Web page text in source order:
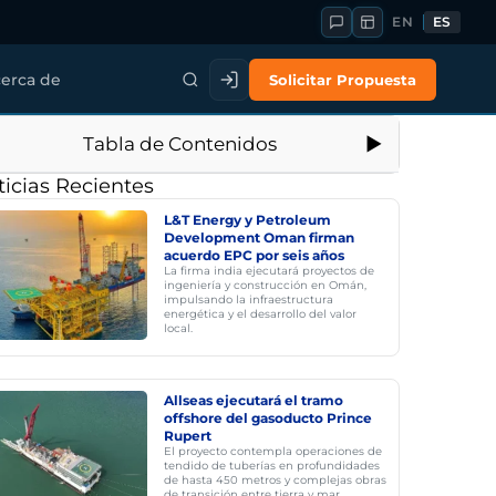
EN ES
de Solicitar Propuesta
Tabla de Contenidos
Recientes
L&T Energy y Petroleum
Development Oman firman
acuerdo EPC por seis años
La firma india ejecutará proyectos de
ingeniería y construcción en Omán,
impulsando la infraestructura
energética y el desarrollo del valor
local.
Allseas ejecutará el tramo
offshore del gasoducto Prince
Rupert
El proyecto contempla operaciones de
tendido de tuberías en profundidades
de hasta 450 metros y complejas obras